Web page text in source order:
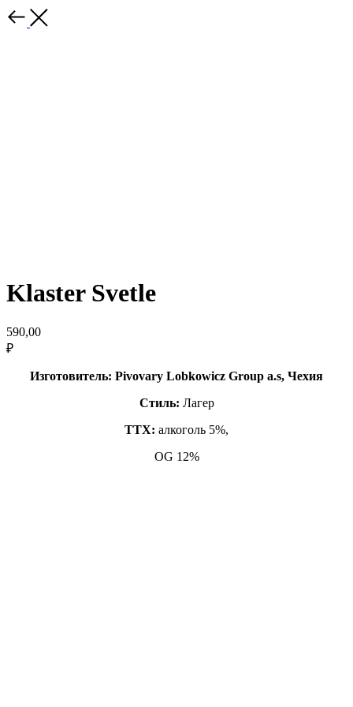
Klaster Svetle
590,00
₽
Изготовитель: Pivovary Lobkowicz Group a.s, Чехия
Стиль: Лагер
ТТХ: алкоголь 5%,
OG 12%